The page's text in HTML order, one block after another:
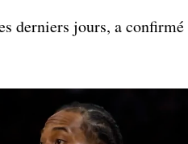
derniers jours, a